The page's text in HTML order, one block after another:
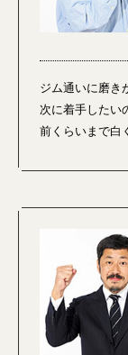
ジム通いに磨き
次に着手したい
前くらいまで白